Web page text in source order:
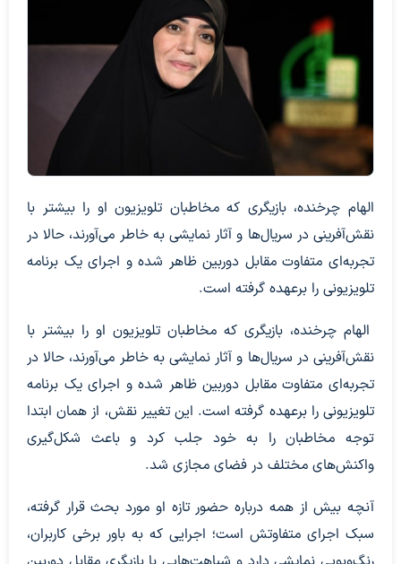
الهام چرخنده، بازیگری که مخاطبان تلویزیون او را بیشتر با
نقش‌آفرینی در سریال‌ها و آثار نمایشی به خاطر می‌آورند، حالا در
تجربه‌ای متفاوت مقابل دوربین ظاهر شده و اجرای یک برنامه
تلویزیونی را برعهده گرفته است.
الهام چرخنده، بازیگری که مخاطبان تلویزیون او را بیشتر با
نقش‌آفرینی در سریال‌ها و آثار نمایشی به خاطر می‌آورند، حالا در
تجربه‌ای متفاوت مقابل دوربین ظاهر شده و اجرای یک برنامه
تلویزیونی را برعهده گرفته است. این تغییر نقش، از همان ابتدا
توجه مخاطبان را به خود جلب کرد و باعث شکل‌گیری
واکنش‌های مختلف در فضای مجازی شد.
آنچه بیش از همه درباره حضور تازه او مورد بحث قرار گرفته،
سبک اجرای متفاوتش است؛ اجرایی که به باور برخی کاربران،